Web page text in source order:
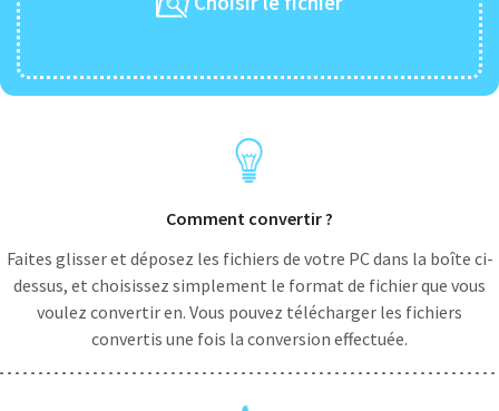
Comment convertir ?
Faites glisser et déposez les fichiers de votre PC dans la boîte ci-
dessus, et choisissez simplement le format de fichier que vous
voulez convertir en. Vous pouvez télécharger les fichiers
convertis une fois la conversion effectuée.